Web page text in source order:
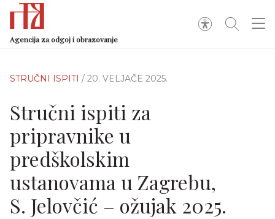
Agencija za odgoj i obrazovanje
STRUČNI ISPITI / 20. VELJAČE 2025.
Stručni ispiti za
pripravnike u
predškolskim
ustanovama u Zagrebu,
S. Jelovčić – ožujak 2025.